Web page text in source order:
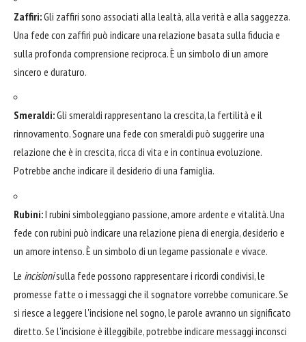
Zaffiri:Gli zaffiri sono associati alla lealtà, alla verità e alla saggezza.
Una fede con zaffiri può indicare una relazione basata sulla fiducia e
sulla profonda comprensione reciproca. È un simbolo di un amore
sincero e duraturo.
Smeraldi:Gli smeraldi rappresentano la crescita, la fertilità e il
rinnovamento. Sognare una fede con smeraldi può suggerire una
relazione che è in crescita, ricca di vita e in continua evoluzione.
Potrebbe anche indicare il desiderio di una famiglia.
Rubini:I rubini simboleggiano passione, amore ardente e vitalità. Una
fede con rubini può indicare una relazione piena di energia, desiderio e
un amore intenso. È un simbolo di un legame passionale e vivace.
Le incisionisulla fede possono rappresentare i ricordi condivisi, le
promesse fatte o i messaggi che il sognatore vorrebbe comunicare. Se
si riesce a leggere l'incisione nel sogno, le parole avranno un significato
diretto. Se l'incisione è illeggibile, potrebbe indicare messaggi inconsci